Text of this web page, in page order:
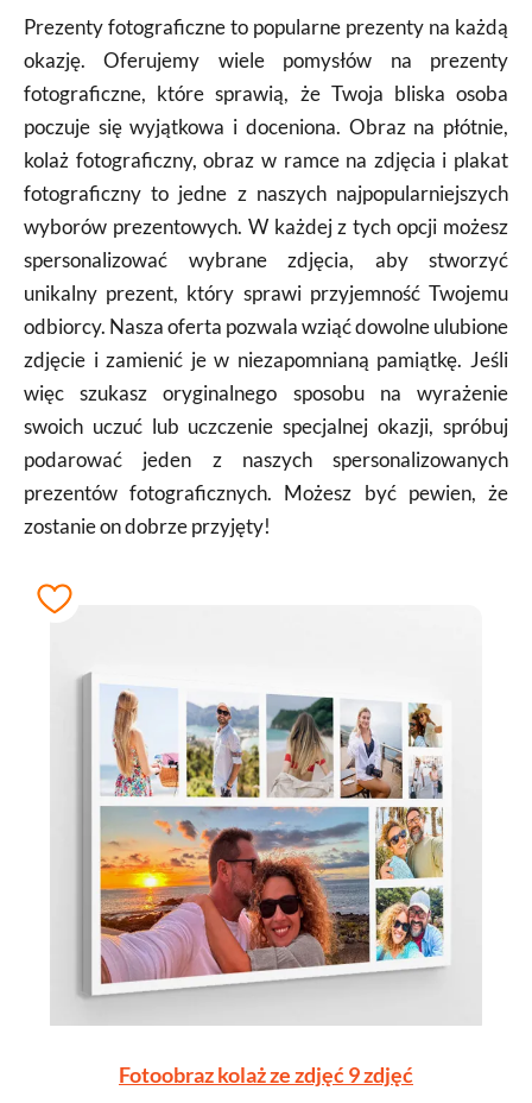
Prezenty fotograficzne to popularne prezenty na każdą
okazję. Oferujemy wiele pomysłów na prezenty
fotograficzne, które sprawią, że Twoja bliska osoba
poczuje się wyjątkowa i doceniona. Obraz na płótnie,
kolaż fotograficzny, obraz w ramce na zdjęcia i plakat
fotograficzny to jedne z naszych najpopularniejszych
wyborów prezentowych. W każdej z tych opcji możesz
spersonalizować wybrane zdjęcia, aby stworzyć
unikalny prezent, który sprawi przyjemność Twojemu
odbiorcy. Nasza oferta pozwala wziąć dowolne ulubione
zdjęcie i zamienić je w niezapomnianą pamiątkę. Jeśli
więc szukasz oryginalnego sposobu na wyrażenie
swoich uczuć lub uczczenie specjalnej okazji, spróbuj
podarować jeden z naszych spersonalizowanych
prezentów fotograficznych. Możesz być pewien, że
zostanie on dobrze przyjęty!
Fotoobraz kolaż ze zdjęć 9 zdjęć